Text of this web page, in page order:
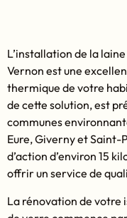
L’installation de la
Vernon est une
thermique de votre
de cette solution, est
communes
Eure, Giverny et Saint-
d’action d’environ 15
offrir un service de
La rénovation de votre